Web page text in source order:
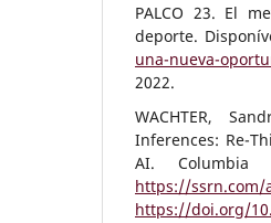
PALCO 23. El
deporte.
una-nueva-
2022.
WACHTER,
Inferences: Re-
AI. Columbia
https://ssrn.com/
https://doi.org/